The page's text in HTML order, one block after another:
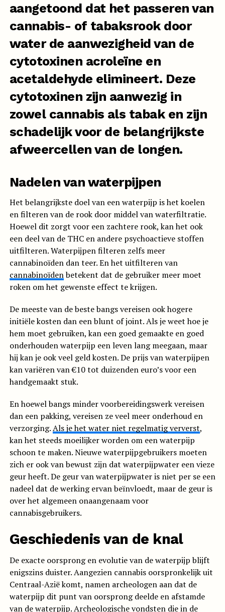
aangetoond dat het passeren van
cannabis- of tabaksrook door
water de aanwezigheid van de
cytotoxinen acroleïne en
acetaldehyde elimineert. Deze
cytotoxinen zijn aanwezig in
zowel cannabis als tabak en zijn
schadelijk voor de belangrijkste
afweercellen van de longen.
Nadelen van waterpijpen
Het belangrijkste doel van een waterpijp is het koelen
en filteren van de rook door middel van waterfiltratie.
Hoewel dit zorgt voor een zachtere rook, kan het ook
een deel van de THC en andere psychoactieve stoffen
uitfilteren. Waterpijpen filteren zelfs meer
cannabinoïden dan teer. En het uitfilteren van
cannabinoïdenbetekent dat de gebruiker meer moet
roken om het gewenste effect te krijgen.
De meeste van de beste bangs vereisen ook hogere
initiële kosten dan een blunt of joint. Als je weet hoe je
hem moet gebruiken, kan een goed gemaakte en goed
onderhouden waterpijp een leven lang meegaan, maar
hij kan je ook veel geld kosten. De prijs van waterpijpen
kan variëren van €10 tot duizenden euro’s voor een
handgemaakt stuk.
En hoewel bangs minder voorbereidingswerk vereisen
dan een pakking, vereisen ze veel meer onderhoud en
verzorging.Als je het water niet regelmatig ververst,
kan het steeds moeilijker worden om een waterpijp
schoon te maken. Nieuwe waterpijpgebruikers moeten
zich er ook van bewust zijn dat waterpijpwater een vieze
geur heeft. De geur van waterpijpwater is niet per se een
nadeel dat de werking ervan beïnvloedt, maar de geur is
over het algemeen onaangenaam voor
cannabisgebruikers.
Geschiedenis van de knal
De exacte oorsprong en evolutie van de waterpijp blijft
enigszins duister. Aangezien cannabis oorspronkelijk uit
Centraal-Azië komt, namen archeologen aan dat de
waterpijp dit punt van oorsprong deelde en afstamde
van de waterpijp. Archeologische vondsten die in de